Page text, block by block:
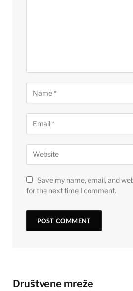
Save my name, email, and
for the next time I comment.
Društvene mreže